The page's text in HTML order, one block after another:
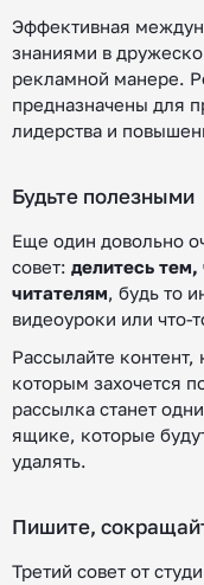
Эффективная
знаниями в
рекламной манере.
предназначены для
лидерства и
Будьте полезными
Еще один довольно
совет: делитесь
читателям, будь то
видеоуроки или что-
Рассылайте
которым захочется
рассылка станет
ящике, которые
удалять.
Пишите,
Третий совет от